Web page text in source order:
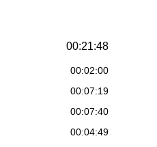
00:21:48
00:02:00
00:07:19
00:07:40
00:04:49